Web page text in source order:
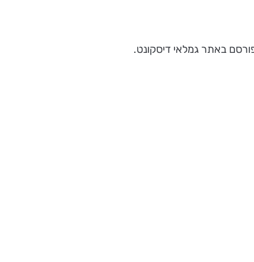
באתר גמלאי דיסקונט.